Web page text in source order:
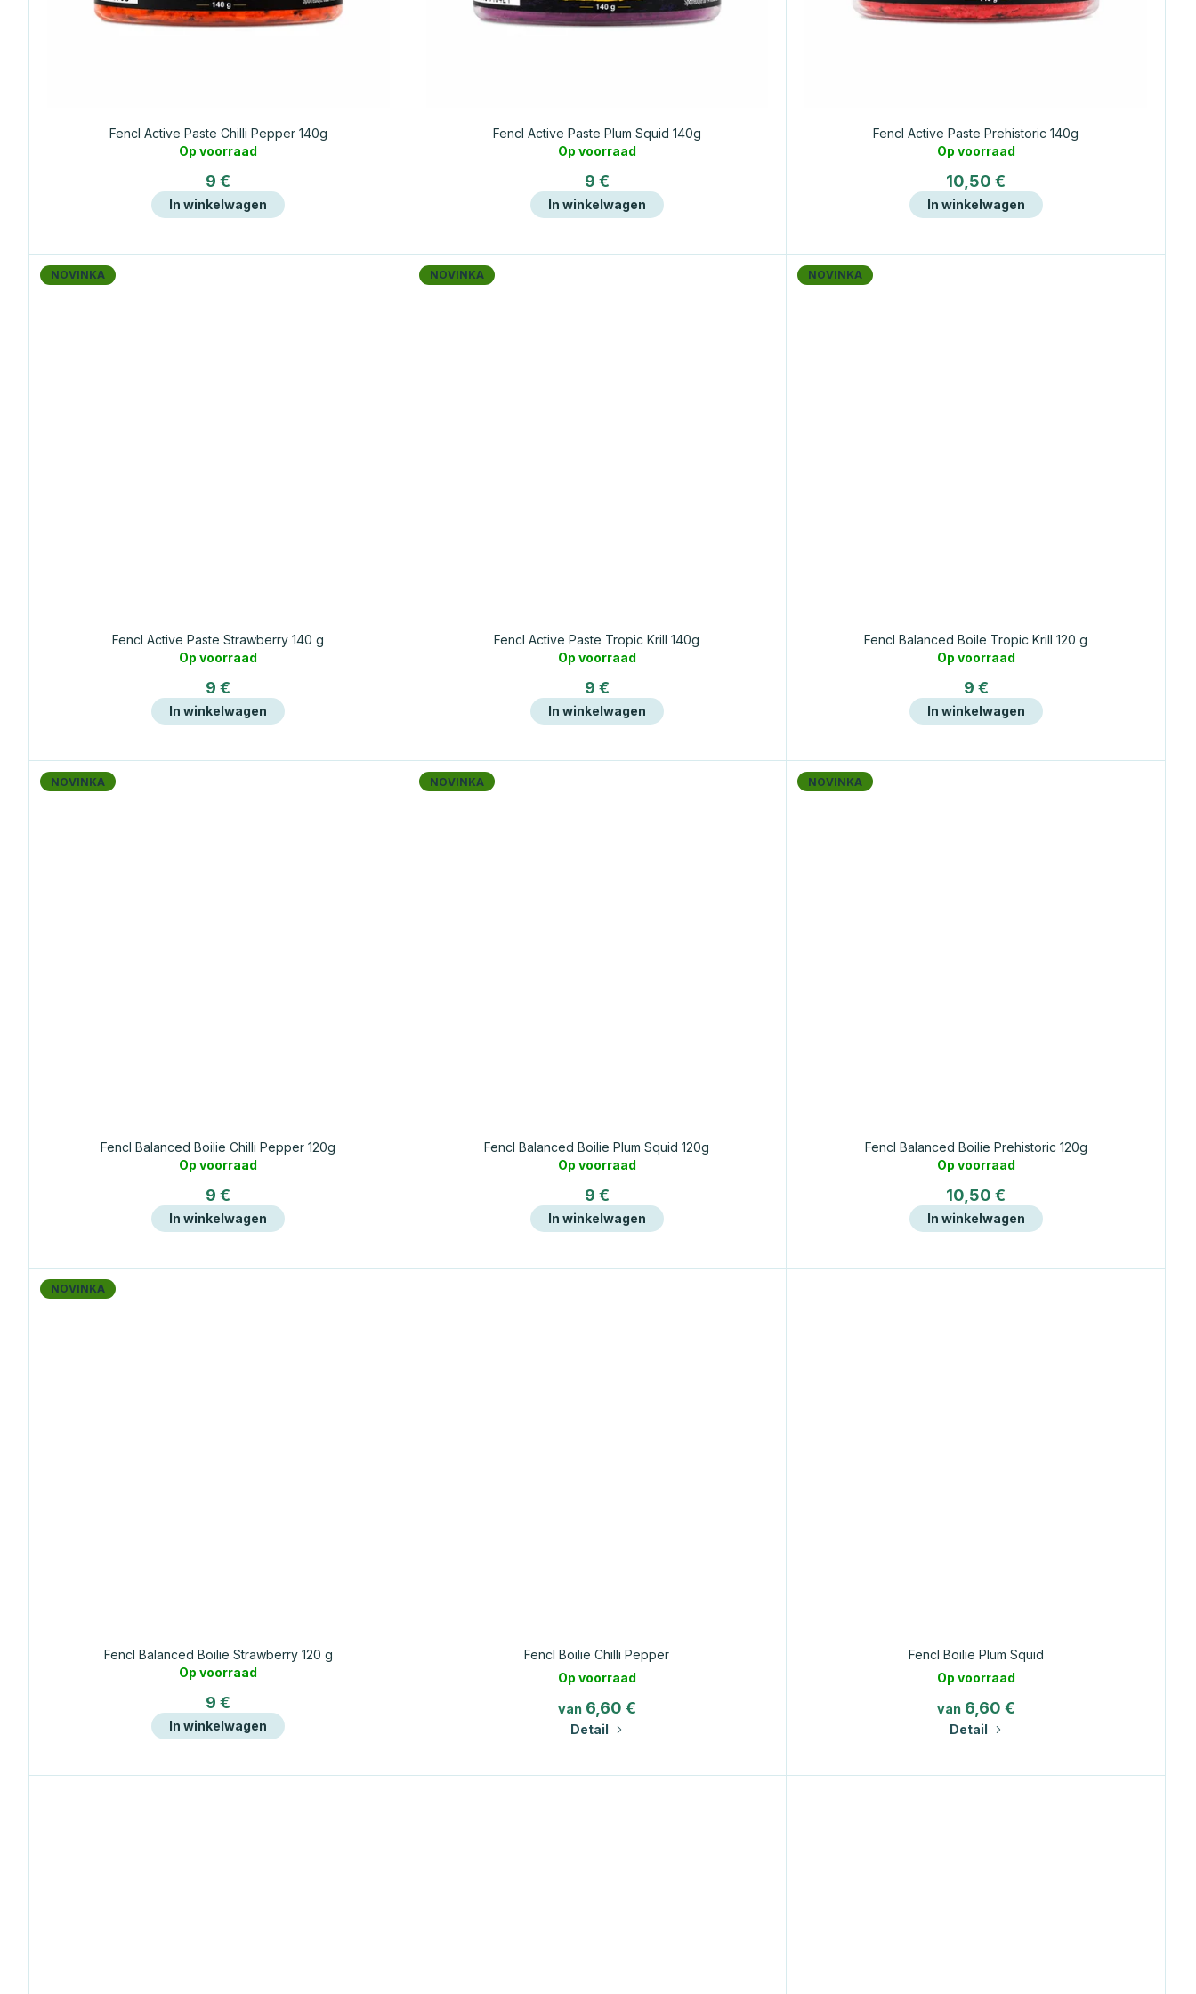
u
c
Fencl Active Paste Chilli Pepper 140g
Op voorraad
9 €
In winkelwagen
Fencl Active Paste Plum Squid 140g
Op voorraad
9 €
In winkelwagen
Fencl Active Paste Prehistoric 140g
Op voorraad
10,50 €
In winkelwagen
NOVINKA
Fencl Active Paste Strawberry 140 g
Op voorraad
9 €
In winkelwagen
NOVINKA
Fencl Active Paste Tropic Krill 140g
Op voorraad
9 €
In winkelwagen
NOVINKA
Fencl Balanced Boile Tropic Krill 120 g
Op voorraad
9 €
In winkelwagen
NOVINKA
Fencl Balanced Boilie Chilli Pepper 120g
Op voorraad
9 €
In winkelwagen
NOVINKA
Fencl Balanced Boilie Plum Squid 120g
Op voorraad
9 €
In winkelwagen
NOVINKA
Fencl Balanced Boilie Prehistoric 120g
Op voorraad
10,50 €
In winkelwagen
NOVINKA
Fencl Balanced Boilie Strawberry 120 g
Op voorraad
9 €
In winkelwagen
Fencl Boilie Chilli Pepper
Op voorraad
van6,60 €
Detail
Fencl Boilie Plum Squid
Op voorraad
van6,60 €
Detail